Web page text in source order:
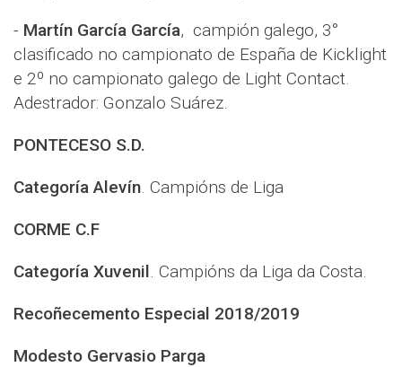
- Martín García García, campión galego, 3°
clasificado no campionato de España de Kicklight
e 2º no campionato galego de Light Contact.
Adestrador: Gonzalo Suárez.
PONTECESO S.D.
Categoría Alevín. Campións de Liga
CORME C.F
Categoría Xuvenil. Campións da Liga da Costa.
Recoñecemento Especial 2018/2019
Modesto Gervasio Parga